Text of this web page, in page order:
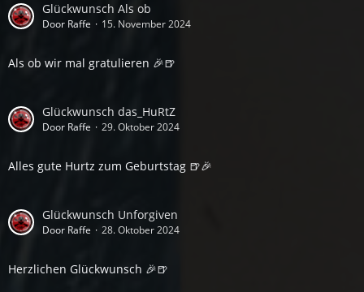
Glückwunsch Als ob
Door Raffe 15. November 2024
Als ob wir mal gratulieren 🎉🍺
Glückwunsch das_HuRtZ
Door Raffe 29. Oktober 2024
Alles gute Hurtz zum Geburtstag 🍺🎉
Glückwunsch Unforgiven
Door Raffe 28. Oktober 2024
Herzlichen Glückwunsch 🎉🍺